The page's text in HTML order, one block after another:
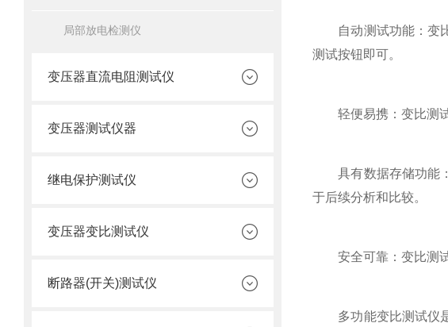
局部放电检测仪
变压器直流电阻测试仪
变压器测试仪器
继电保护测试仪
变压器变比测试仪
断路器(开关)测试仪
自动测试功能：变比
测试按钮即可。
轻便易携：变比测试
具有数据存储功能：
于后续分析和比较。
安全可靠：变比测试
多功能变比测试仪是